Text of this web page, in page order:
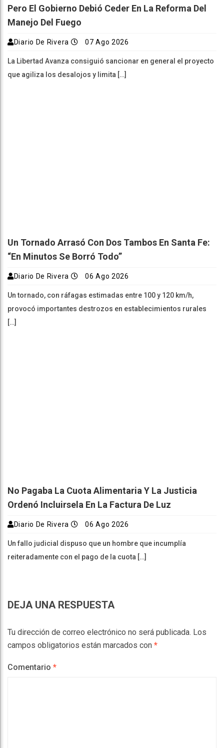
Pero El Gobierno Debió Ceder En La Reforma Del
Manejo Del Fuego
Diario De Rivera 07 Ago 2026
La Libertad Avanza consiguió sancionar en general el proyecto
que agiliza los desalojos y limita […]
Un Tornado Arrasó Con Dos Tambos En Santa Fe:
“En Minutos Se Borró Todo”
Diario De Rivera 06 Ago 2026
Un tornado, con ráfagas estimadas entre 100 y 120 km/h,
provocó importantes destrozos en establecimientos rurales
[…]
No Pagaba La Cuota Alimentaria Y La Justicia
Ordenó Incluirsela En La Factura De Luz
Diario De Rivera 06 Ago 2026
Un fallo judicial dispuso que un hombre que incumplía
reiteradamente con el pago de la cuota […]
DEJA UNA RESPUESTA
Tu dirección de correo electrónico no será publicada. Los
campos obligatorios están marcados con *
Comentario *